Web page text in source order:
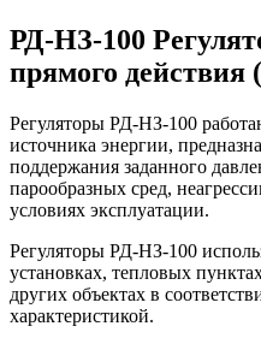
РД-НЗ-100
прямого действия
Регуляторы РД-НЗ-100
источника энергии,
поддержания заданного
парообразных сред,
условиях эксплуатации.
Регуляторы РД-НЗ-100
установках, тепловых
других объектах в
характеристикой.